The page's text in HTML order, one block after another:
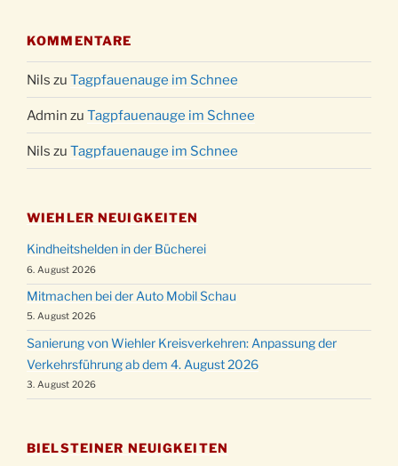
KOMMENTARE
Nils zu Tagpfauenauge im Schnee
Admin zu Tagpfauenauge im Schnee
Nils zu Tagpfauenauge im Schnee
WIEHLER NEUIGKEITEN
Kindheitshelden in der Bücherei
6. August 2026
Mitmachen bei der Auto Mobil Schau
5. August 2026
Sanierung von Wiehler Kreisverkehren: Anpassung der
Verkehrsführung ab dem 4. August 2026
3. August 2026
BIELSTEINER NEUIGKEITEN